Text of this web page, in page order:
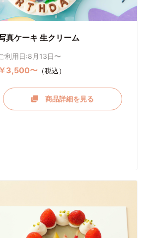
真ケーキ 生クリーム
利用日:8月13日〜
￥3,500〜 （税込）
商品詳細を見る